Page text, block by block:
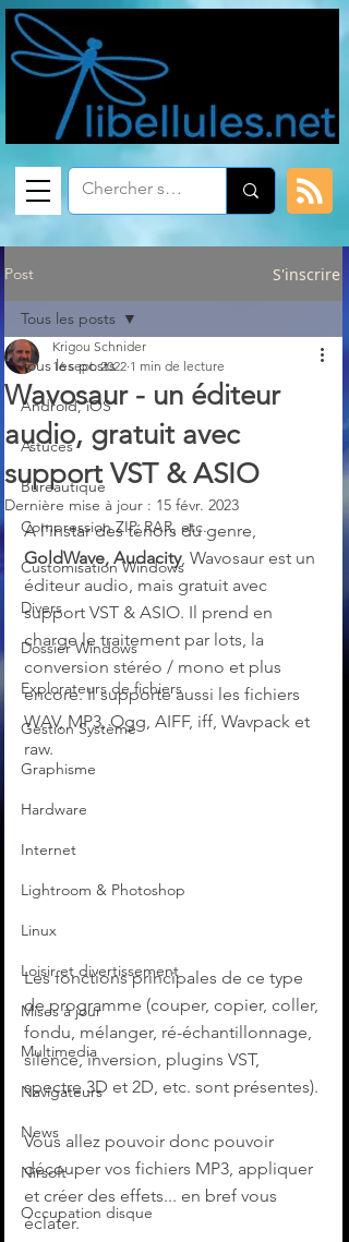
Post S'inscrire
Tous les posts
Android, iOS
Astuces
Bureautique
Compression ZIP, RAR, etc.
Customisation Windows
Divers
Dossier Windows
Explorateurs de fichiers
Gestion Système
Graphisme
Hardware
Internet
Lightroom & Photoshop
Linux
Loisir et divertissement
Mises à jour
Multimedia
Navigateurs
News
Nirsoft
Occupation disque
Tous les posts
Wavosaur - un éditeur
audio, gratuit avec
support VST & ASIO
Krigou Schnider
16 sept. 2022 1 min de lecture
Dernière mise à jour : 15 févr. 2023
À l'instar des ténors du genre,
GoldWave, Audacity, Wavosaur est un
éditeur audio, mais gratuit avec
support VST & ASIO. Il prend en
charge le traitement par lots, la
conversion stéréo / mono et plus
encore. Il supporte aussi les fichiers
WAV, MP3, Ogg, AIFF, iff, Wavpack et
raw.
Les fonctions principales de ce type
de programme (couper, copier, coller,
fondu, mélanger, ré-échantillonnage,
silence, inversion, plugins VST,
spectre 3D et 2D, etc. sont présentes).
Vous allez pouvoir donc pouvoir
découper vos fichiers MP3, appliquer
et créer des effets... en bref vous
éclater.